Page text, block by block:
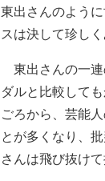
東出さんのよう
スは決して珍しく
東出さんの一連
ダルと比較して
ごろから、芸能
とが多くなり、
さんは飛び抜け